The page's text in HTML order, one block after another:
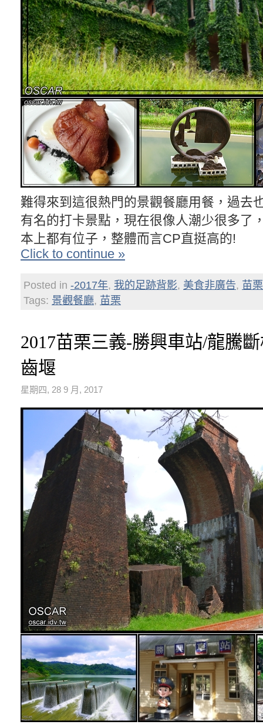
難得來到這很熱門的景觀餐廳用餐，過去
有名的打卡景點，現在很像人潮少很多了
本上都有位子，整體而言CP直挺高的!
Click to continue »
Posted in -2017年, 我的足跡背影, 美食非廣告, 苗栗
Tags: 景觀餐廳, 苗栗
2017苗栗三義-勝興車站/龍騰
齒堰
星期四, 28 9 月, 2017